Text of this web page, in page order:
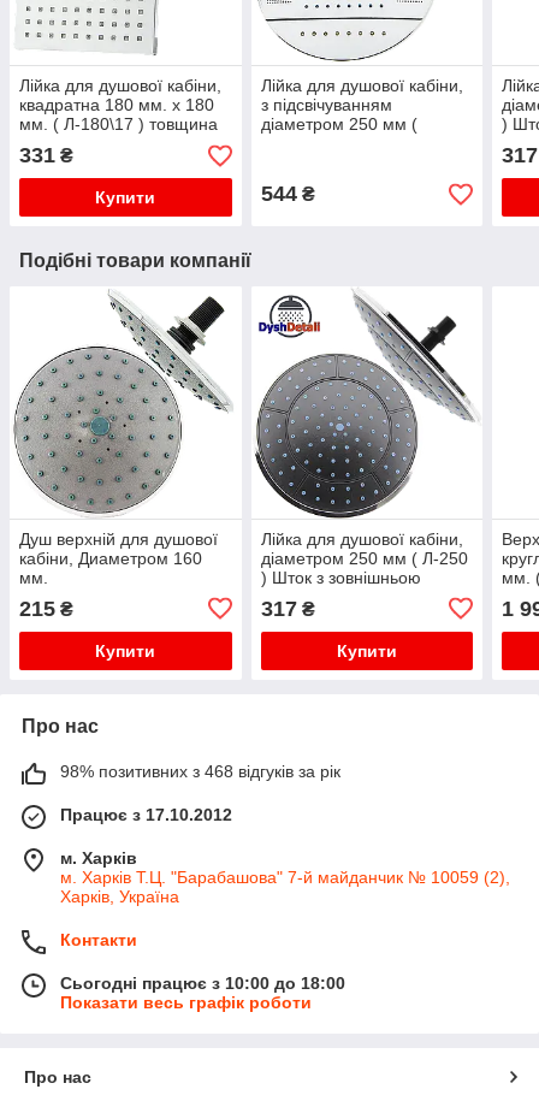
Лійка для душової кабіни,
квадратна 180 мм. х 180
мм. ( Л-180\17 ) товщина
17 мм. Шток з зовнішньою
різьбою.
331 ₴
Купити
Лійка для душової кабіни,
з підсвічуванням
діаметром 250 мм (
544₴
)
317
Подібні товари компанії
Душ верхній для душової
кабіни, Диаметром 160
мм.
215 ₴
Купити
Лійка для душової кабіни,
діаметром 250 мм ( Л-250
) Шток з зовнішньою
317₴
Купити
мм.
1
Про нас
98% позитивних з 468 відгуків за рік
Працює з 17.10.2012
м. Харків
м. Харків Т.Ц. "Барабашова" 7-й майданчик № 10059 (2),
Харків, Україна
Контакти
Сьогодні працює з 10:00 до 18:00
Показати весь графік роботи
Про нас